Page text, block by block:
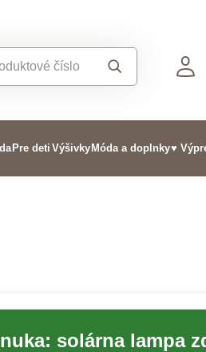
Pre deti Výšivky Móda a doplnky♥
solárna lampa